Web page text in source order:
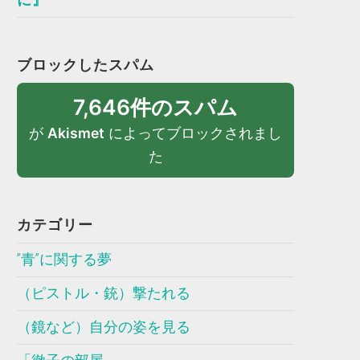
ブロックしたスパム
7,646件のスパム
が Akismet によってブロックされまし
た
カテゴリー
”青”に関する夢
（ピストル・銃）撃たれる
（鏡など）自分の姿を見る